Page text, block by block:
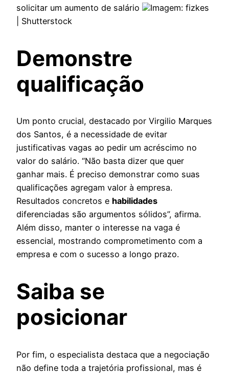
solicitar um aumento de salário
Imagem: fizkes
| Shutterstock
Demonstre
qualificação
Um ponto crucial, destacado por Virgilio Marques
dos Santos, é a necessidade de evitar
justificativas vagas ao pedir um acréscimo no
valor do salário. “Não basta dizer que quer
ganhar mais. É preciso demonstrar como suas
qualificações agregam valor à empresa.
Resultados concretos e habilidades
diferenciadas são argumentos sólidos”, afirma.
Além disso, manter o interesse na vaga é
essencial, mostrando comprometimento com a
empresa e com o sucesso a longo prazo.
Saiba se
posicionar
Por fim, o especialista destaca que a negociação
não define toda a trajetória profissional, mas é